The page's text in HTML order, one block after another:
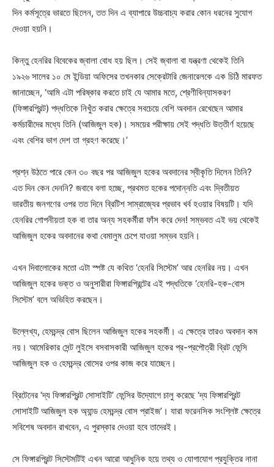
দিন কর্মসূত্রে ভারতে ছিলেন, তত দিন এ ব্যাপারে উচ্চবাচ্য করার কোন ধরনের সুযোগ
দেওয়া হয়নি।
কিন্তু হেনরির বিবেকের জ্বালা বোধ হয় ছিল। সেই জ্বালা বা যন্ত্রণা থেকেই তিনি
১৯২৬ সালের ১০ মে ইন্ডিয়া অফিসের তখনকার সেক্রেটারি জেনারেলকে এক চিঠি মারফত
জানাচ্ছেন, ‘আমি এটা পরিষ্কার করতে চাই যে আমার মতে, শ্রেণীবিন্যাসকরণ
(ফিঙ্গারপ্রিন্ট) পদ্ধতিকে নিখুঁত করার ক্ষেত্রে সবচেয়ে বেশি অবদান রেখেছেন আমার
কর্মচারীদের মধ্যে তিনি (আজিজুল হক)। সময়ের পরীক্ষায় সেই পদ্ধতি উত্তীর্ণ হয়েছে
এবং বেশির ভাগ দেশ তা গ্রহণ করেছে।’
প্রশ্ন উঠতে পারে কেন ৩০ বছর পর আজিজুল হকের অবদানের স্বীকৃতি দিলেন তিনি?
এত দিন কেন দেননি? জবাবে বলা হচ্ছে, প্রথমত হকের পদোন্নতি এবং দ্বিতীয়ত
ভারতীয় জনগণের ওপর তত দিনে ব্রিটিশ সাম্রাজ্যের প্রভাব খর্ব হওয়ার বিষয়টি। যদি
হেনরির গোপনীয়তা হক বা তার অন্য সহকর্মীরা ফাঁস করে দেন! সম্ভবত এই ভয় থেকেই
আজিজুল হকের অবদানের কথা বেমালুম চেপে যাওয়া সম্ভব হয়নি।
এখন দিবালোকের মতো এটা স্পষ্ট যে কথিত ‘হেনরি সিস্টেম’ আর হেনরির নয়। এখন
আজিজুল হকের ভক্ত ও অনুসারীরা ফিঙ্গারপ্রিন্টের এই পদ্ধতিকে ‘হেনরি-হক-বোস
সিস্টেম’ বলে অভিহিত করছেন।
উল্লেখ্য, হেমচন্দ্র বোস ছিলেন আজিজুল হকের সহকর্মী। এ ক্ষেত্রে তারও অবদান কম
নয়। আমেরিকার সেন্ট লুইসে বসবাসকারী আজিজুল হকের প্র-প্রপৌত্রী ব্রিট ফেন্সি
আজিজুল হক ও হেমচন্দ্র বোসের ওপর কাজ করে যাচ্ছেন।
ব্রিটেনের ‘দ্য ফিঙ্গারপ্রিন্ট সোসাইটি’ ফেন্সির উদ্যোগে চালু করেছে ‘দ্য ফিঙ্গারপ্রিন্ট
সোসাইটি আজিজুল হক অ্যান্ড হেমচন্দ্র বোস প্রাইজ’। যারা ফরেনসিক সংশ্লিষ্ট ক্ষেত্রে
সবিশেষ অবদান রাখবেন, এ পুরস্কার দেওয়া হবে তাদেরই।
সে ফিঙ্গারপ্রিন্ট সিস্টেমটিই এখন আরো আধুনিক হয়ে তথ্য ও যোগাযোগ প্রযুক্তির নানা